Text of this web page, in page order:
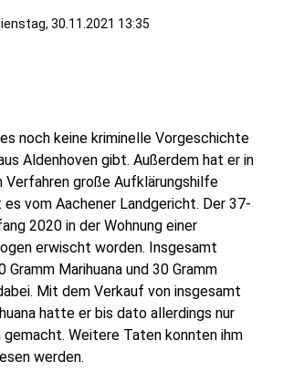
30.11.2021 13:35
noch keine kriminelle Vorgeschichte
Aldenhoven gibt. Außerdem hat er in
Verfahren große Aufklärungshilfe
vom Aachener Landgericht. Der 37-
2020 in der Wohnung einer
erwischt worden. Insgesamt
Gramm Marihuana und 30 Gramm
Mit dem Verkauf von insgesamt
hatte er bis dato allerdings nur
gemacht. Weitere Taten konnten ihm
werden.